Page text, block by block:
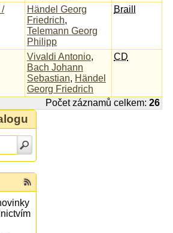
/
Händel Georg
Friedrich,
Telemann Georg
Philipp
Braill
Vivaldi Antonio,
Bach Johann
Sebastian, Händel
Georg Friedrich
CD
Počet záznamů celkem: 26